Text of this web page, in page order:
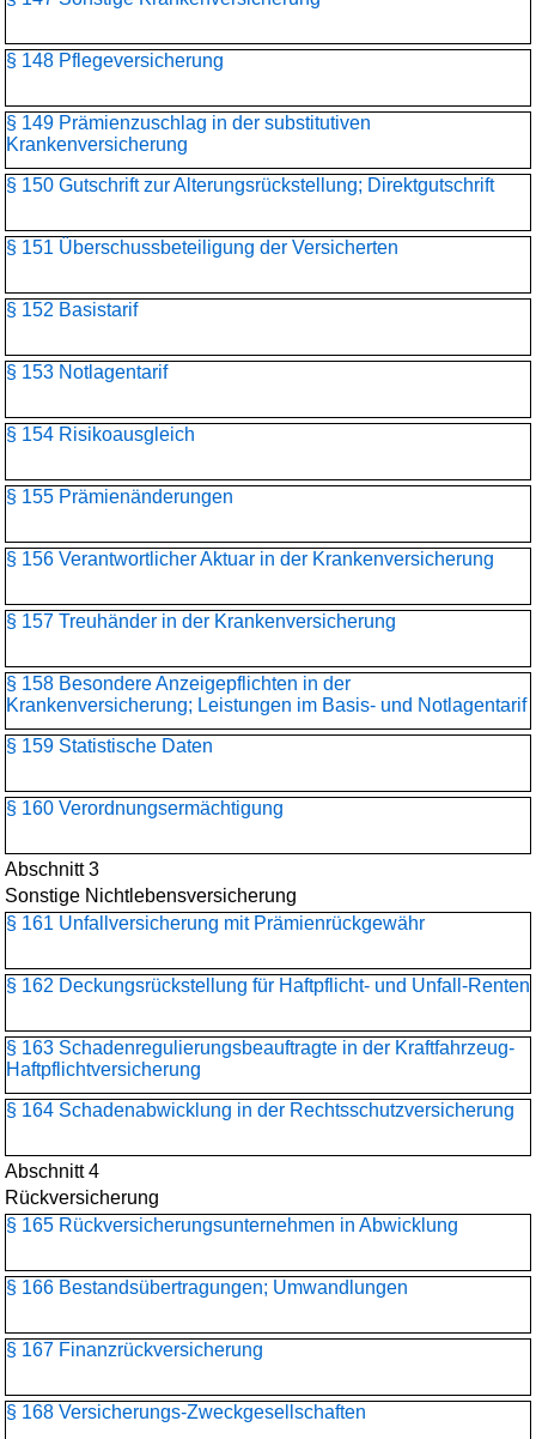
§ 148 Pflegeversicherung
§ 149 Prämienzuschlag in der substitutiven
Krankenversicherung
§ 150 Gutschrift zur Alterungsrückstellung; Direktgutschrift
§ 151 Überschussbeteiligung der Versicherten
§ 152 Basistarif
§ 153 Notlagentarif
§ 154 Risikoausgleich
§ 155 Prämienänderungen
§ 156 Verantwortlicher Aktuar in der Krankenversicherung
§ 157 Treuhänder in der Krankenversicherung
§ 158 Besondere Anzeigepflichten in der
Krankenversicherung; Leistungen im Basis- und Notlagentarif
§ 159 Statistische Daten
§ 160 Verordnungsermächtigung
Abschnitt 3
Sonstige Nichtlebensversicherung
§ 161 Unfallversicherung mit Prämienrückgewähr
§ 162 Deckungsrückstellung für Haftpflicht- und Unfall-Renten
§ 163 Schadenregulierungs­beauftragte in der Kraftfahrzeug-
Haftpflichtversicherung
§ 164 Schadenabwicklung in der Rechtsschutzversicherung
Abschnitt 4
Rückversicherung
§ 165 Rückversicherungs­unternehmen in Abwicklung
§ 166 Bestandsübertragungen; Umwandlungen
§ 167 Finanzrückversicherung
§ 168 Versicherungs-Zweckgesellschaften